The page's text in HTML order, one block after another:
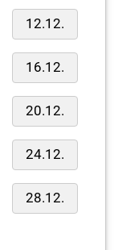
12.12.
16.12.
20.12.
24.12.
28.12.